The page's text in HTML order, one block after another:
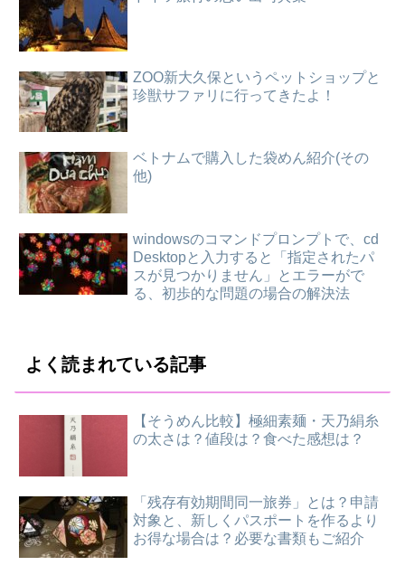
ZOO新大久保というペットショップと
珍獣サファリに行ってきたよ！
ベトナムで購入した袋めん紹介(その
他)
windowsのコマンドプロンプトで、cd
Desktopと入力すると「指定されたパ
スが見つかりません」とエラーがで
る、初歩的な問題の場合の解決法
よく読まれている記事
【そうめん比較】極細素麺・天乃絹糸
の太さは？値段は？食べた感想は？
「残存有効期間同一旅券」とは？申請
対象と、新しくパスポートを作るより
お得な場合は？必要な書類もご紹介